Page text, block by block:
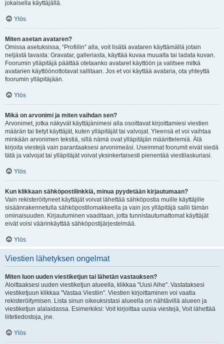
jokaisella käyttäjällä.
Ylös
Miten asetan avataren?
Omissa asetuksissa, “Profiilin” alla, voit lisätä avataren käyttämällä jotain
neljästä tavasta: Gravatar, galleriasta, käyttää kuvaa muualta tai ladata kuvan.
Foorumin ylläpitäjä päättää otetaanko avataret käyttöön ja valitsee mitkä
avatarien käyttöönottotavat sallitaan. Jos et voi käyttää avataria, ota yhteyttä
foorumin ylläpitäjään.
Ylös
Mikä on arvonimi ja miten vaihdan sen?
Arvonimet, jotka näkyvät käyttäjänimesi alla osoittavat kirjoittamiesi viestien
määrän tai tietyt käyttäjät, kuten ylläpitäjät tai valvojat. Yleensä et voi vaihtaa
minkään arvonimen tekstiä, sillä nämä ovat ylläpitäjän määrittelemiä. Älä
kirjoita viestejä vain parantaaksesi arvonimeäsi. Useimmat foorumit eivät siedä
tätä ja valvojat tai ylläpitäjät voivat yksinkertaisesti pienentää viestilaskuriasi.
Ylös
Kun klikkaan sähköpostilinkkiä, minua pyydetään kirjautumaan?
Vain rekisteröityneet käyttäjät voivat lähettää sähköpostia muille käyttäjille
sisäänrakennetulla sähköpostilomakkeella ja vain jos ylläpitäjä sallii tämän
ominaisuuden. Kirjautuminen vaaditaan, jotta tunnistautumattomat käyttäjät
eivät voisi väärinkäyttää sähköpostijärjestelmää.
Ylös
Viestien lähetyksen ongelmat
Miten luon uuden viestiketjun tai lähetän vastauksen?
Aloittaaksesi uuden viestiketjun alueella, klikkaa "Uusi Aihe". Vastataksesi
viestiketjuun klikkaa "Vastaa Viestiin". Viestien kirjoittaminen voi vaatia
rekisteröitymisen. Lista sinun oikeuksistasi alueella on nähtävillä alueen ja
viestiketjun alalaidassa. Esimerkiksi: Voit kirjoittaa uusia viestejä, Voit lähettää
liitetiedostoja, jne.
Ylös